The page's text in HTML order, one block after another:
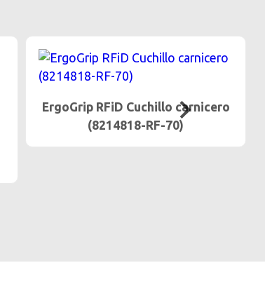
ErgoGrip RFiD Cuchillo carnicero
(8214818-RF-70)